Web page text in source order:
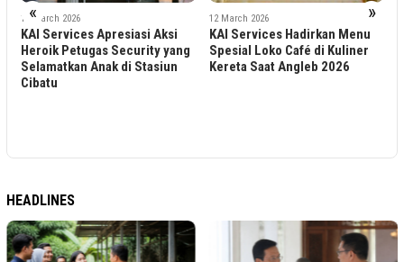
« »
16 March 2026
KAI Services Apresiasi Aksi
Heroik Petugas Security yang
Selamatkan Anak di Stasiun
Cibatu
12 March 2026
KAI Services Hadirkan Menu
Spesial Loko Café di Kuliner
Kereta Saat Angleb 2026
HEADLINES